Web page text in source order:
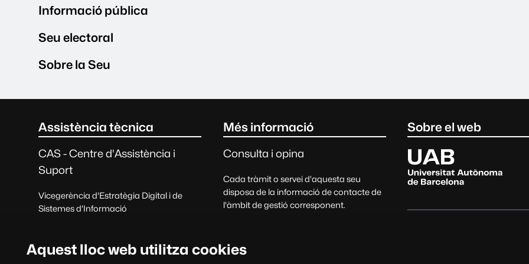
Aquest lloc web utilitza cookies
Informació pública
Seu electoral
Sobre la Seu
Contacte i informació legal
Assistència tècnica
CAS - Centre d'Assistència i
Suport
Vicegerència d'Estratègia Digital i de
Sistemes d'Informació
93 581 21 00
Més informació
Consulta i opina
Cada tràmit o servei d'aquesta seu
disposa de la informació de contacte de
l'àmbit de gestió corresponent.
Sobre el web
Universitat Autònoma de